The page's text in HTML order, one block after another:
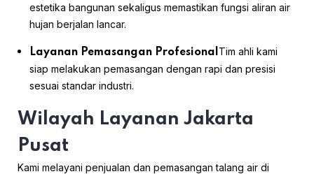
estetika bangunan sekaligus memastikan fungsi aliran air
hujan berjalan lancar.
Layanan Pemasangan Profesional Tim ahli kami
siap melakukan pemasangan dengan rapi dan presisi
sesuai standar industri.
Wilayah Layanan Jakarta
Pusat
Kami melayani penjualan dan pemasangan talang air di